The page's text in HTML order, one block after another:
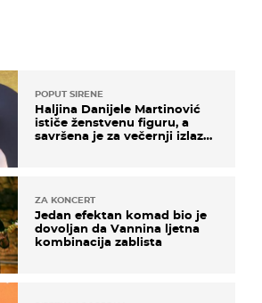
POPUT SIRENE
Haljina Danijele Martinović
ističe ženstvenu figuru, a
savršena je za večernji izlazak
ZA KONCERT
Jedan efektan komad bio je
dovoljan da Vannina ljetna
kombinacija zablista